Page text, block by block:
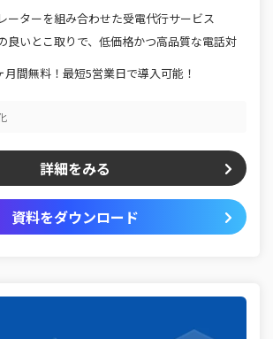
ーターを組み合わせた受電代行サービス
良いとこ取りで、低価格かつ高品質な電話対
月間無料！最短5営業日で導入可能！
詳細をみる
資料をダウンロード